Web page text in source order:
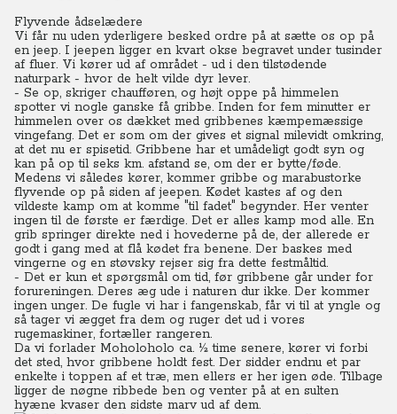
Flyvende ådselædere
Vi får nu uden yderligere besked ordre på at sætte os op på
en jeep. I jeepen ligger en kvart okse begravet under tusinder
af fluer. Vi kører ud af området - ud i den tilstødende
naturpark - hvor de helt vilde dyr lever.
- Se op, skriger chaufføren, og højt oppe på himmelen
spotter vi nogle ganske få gribbe. Inden for fem minutter er
himmelen over os dækket med gribbenes kæmpemæssige
vingefang. Det er som om der gives et signal milevidt omkring,
at det nu er spisetid. Gribbene har et umådeligt godt syn og
kan på op til seks km. afstand se, om der er bytte/føde.
Medens vi således kører, kommer gribbe og marabustorke
flyvende op på siden af jeepen. Kødet kastes af og den
vildeste kamp om at komme "til fadet" begynder. Her venter
ingen til de første er færdige. Det er alles kamp mod alle. En
grib springer direkte ned i hovederne på de, der allerede er
godt i gang med at flå kødet fra benene. Der baskes med
vingerne og en støvsky rejser sig fra dette festmåltid.
- Det er kun et spørgsmål om tid, før gribbene går under for
forureningen. Deres æg ude i naturen dur ikke. Der kommer
ingen unger. De fugle vi har i fangenskab, får vi til at yngle og
så tager vi ægget fra dem og ruger det ud i vores
rugemaskiner, fortæller rangeren.
Da vi forlader Moholoholo ca. ½ time senere, kører vi forbi
det sted, hvor gribbene holdt fest. Der sidder endnu et par
enkelte i toppen af et træ, men ellers er her igen øde. Tilbage
ligger de nøgne ribbede ben og venter på at en sulten
hyæne kvaser den sidste marv ud af dem.